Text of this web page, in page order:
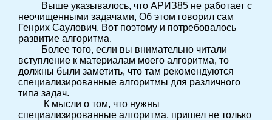
Выше указывалось, что АРИЗ85 не работает с
неочищенными задачами, Об этом говорил сам
Генрих Саулович. Вот поэтому и потребовалось
развитие алгоритма.
Более того, если вы внимательно читали
вступление к материалам моего алгоритма, то
должны были заметить, что там рекомендуются
специализированные алгоритмы для различного
типа задач.
К мысли о том, что нужны
специализированные алгоритма, пришел не только